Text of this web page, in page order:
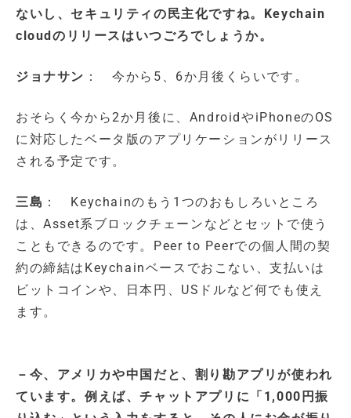
ないし、セキュリティの民主化ですね。Keychain
cloudのリリースはいつごろでしょうか。
ジョナサン ： 今から5、6か月後くらいです。
おそらく今から2か月後に、AndroidやiPhoneのOS
に対応したベータ版のアプリケーションがリリース
される予定です。
三島 ： Keychainのもう1つのおもしろいところ
は、Asset系ブロックチェーンなどとセットで使う
こともできるのです。Peer to Peerでの個人間の契
約の締結はKeychainベースでおこない、支払いは
ビットコインや、日本円、USドルなど何でも使え
ます。
－今、アメリカや中国だと、割り勘アプリが使われ
ています。例えば、チャットアプリに「1,000円振